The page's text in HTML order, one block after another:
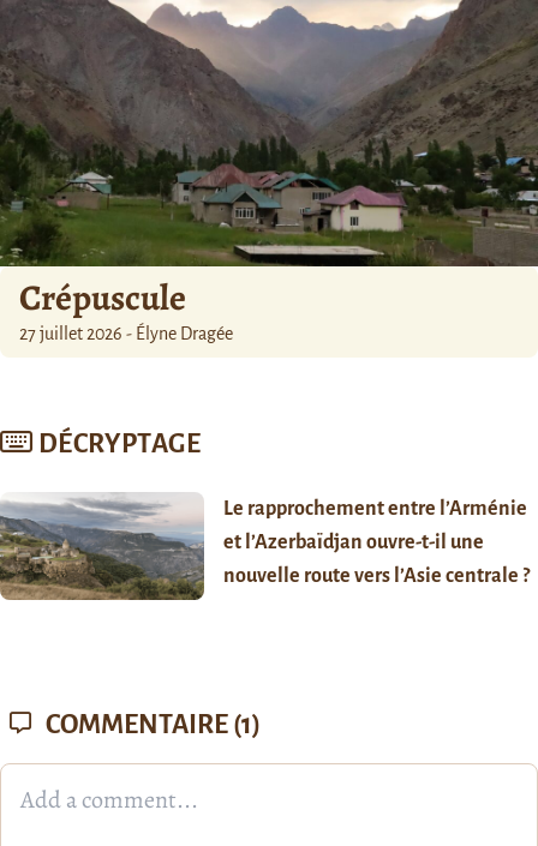
Crépuscule
27 juillet 2026 - Élyne Dragée
DÉCRYPTAGE
Le rapprochement entre l’Arménie
et l’Azerbaïdjan ouvre-t-il une
nouvelle route vers l’Asie centrale ?
COMMENTAIRE (1)